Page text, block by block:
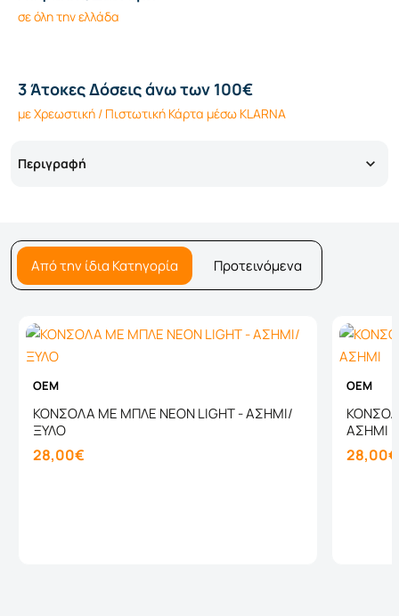
σε όλη την ελλάδα
3 Άτοκες Δόσεις άνω των 100€
με Χρεωστική / Πιστωτική Κάρτα μέσω KLARNA
Περιγραφή
Από την ίδια Κατηγορία Προτεινόμενα
OEM
ΚΟΝΣΟΛΑ ΜΕ ΜΠΛΕ NEON LIGHT - ΑΣΗΜΙ/
ΞΥΛΟ
28,00€
OEM
ΑΣΗΜΙ
28,00€